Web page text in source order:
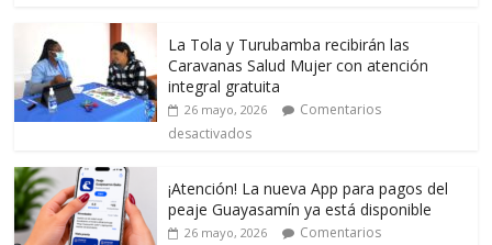
La Tola y Turubamba recibirán las
Caravanas Salud Mujer con atención
integral gratuita
26 mayo, 2026
Comentarios
desactivados
¡Atención! La nueva App para pagos del
peaje Guayasamín ya está disponible
26 mayo, 2026
Comentarios